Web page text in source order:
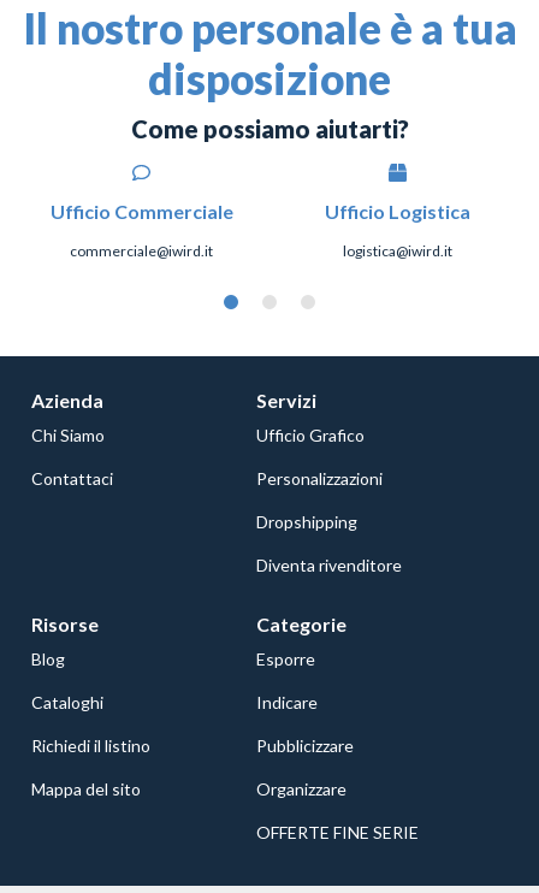
Il nostro personale è a tua
disposizione
Come possiamo aiutarti?
Ufficio Commerciale
commerciale@iwird.it
Ufficio Logistica
logistica@iwird.it
Azienda
Chi Siamo
Contattaci
Servizi
Ufficio Grafico
Personalizzazioni
Dropshipping
Diventa rivenditore
Risorse
Blog
Cataloghi
Richiedi il listino
Mappa del sito
Categorie
Esporre
Indicare
Pubblicizzare
Organizzare
OFFERTE FINE SERIE